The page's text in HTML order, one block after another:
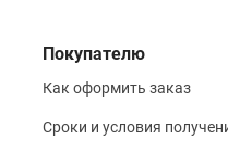
Покупателю
Как оформить заказ
Сроки и условия